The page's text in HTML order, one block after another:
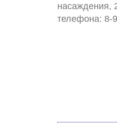
насаждения,